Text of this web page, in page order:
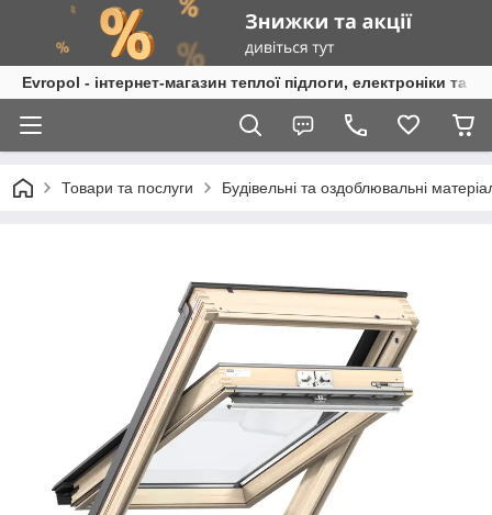
Evropol - інтернет-магазин теплої підлоги, електроніки та
Товари та послуги Будівельні та оздоблювальні